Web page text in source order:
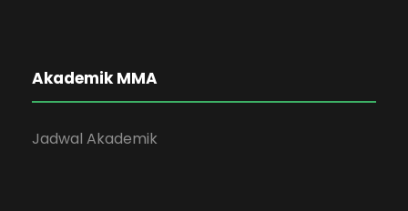
Akademik MMA
Jadwal Akademik